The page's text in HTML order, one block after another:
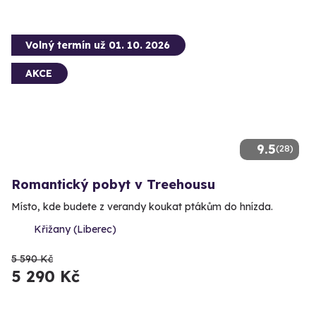
9.5(28)
Volný termín už 01. 10. 2026
AKCE
Romantický pobyt v Treehousu
Místo, kde budete z verandy koukat ptákům do hnízda.
Křižany (Liberec)
5 590 Kč
5 290 Kč